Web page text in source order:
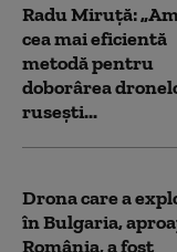
Radu Miruță:
cea mai eficientă
metodă pentru
doborârea
rusești...
Drona care a
în Bulgaria,
România, a fost